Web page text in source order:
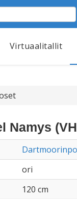
Virtuaalitallit
Namys
ori
120 cm